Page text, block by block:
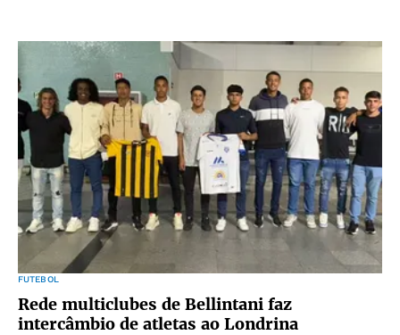
FUTEBOL
Rede multiclubes de Bellintani faz
intercâmbio de atletas ao Londrina